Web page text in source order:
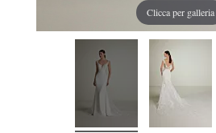
Clicca per galleria